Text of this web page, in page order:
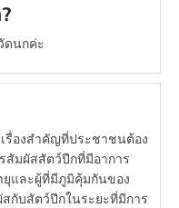
ดนกค่ะ
รื่องสำคัญที่ประชาชนต้อง
ผัสสัตว์ปีกที่มีอาการ
ยุและผู้ที่มีภูมิคุ้มกันของ
บสัตว์ปีกในระยะที่มีการ